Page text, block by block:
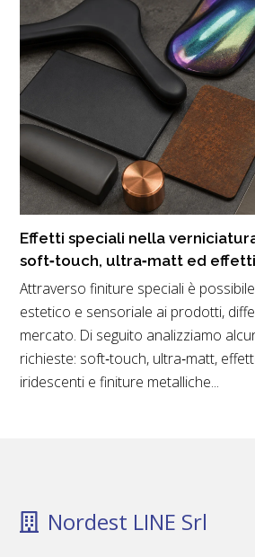
Effetti speciali nella
soft‑touch, ultra‑matt ed
Attraverso finiture speciali è
estetico e sensoriale ai prodotti,
mercato. Di seguito analizziamo
richieste: soft‑touch, ultra‑matt,
iridescenti e finiture metalliche...
Nordest LINE Srl